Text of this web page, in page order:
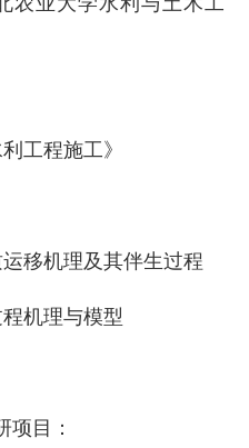
工程施工》
移机理及其伴生过程
机理与模型
项目：